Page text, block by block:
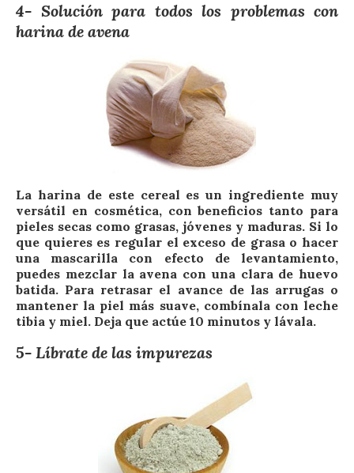
4- Solución para todos los problemas con
harina de avena
La harina de este cereal es un ingrediente muy
versátil en cosmética, con beneficios tanto para
pieles secas como grasas, jóvenes y maduras. Si lo
que quieres es regular el exceso de grasa o hacer
una mascarilla con efecto de levantamiento,
puedes mezclar la avena con una clara de huevo
batida. Para retrasar el avance de las arrugas o
mantener la piel más suave, combínala con leche
tibia y miel. Deja que actúe 10 minutos y lávala.
5- Líbrate de las impurezas